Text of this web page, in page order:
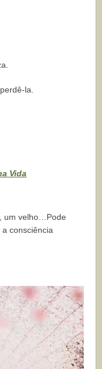
la.
Vida
um velho…Pode
consciência